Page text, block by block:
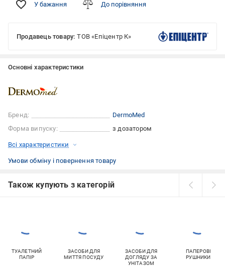
У бажання До порівняння
Продавець товару: ТОВ «Епіцентр К»
Основні характеристики
Бренд:
DermoMed
Форма випуску:
з дозатором
Всі характеристики
Умови обміну і повернення товару
Також купують з категорій
ТУАЛЕТНИЙ
ПАПІР
ЗАСОБИ ДЛЯ
МИТТЯ ПОСУДУ
ЗАСОБИ ДЛЯ
ДОГЛЯДУ ЗА
УНІТАЗОМ
ПАПЕРОВІ
РУШНИКИ